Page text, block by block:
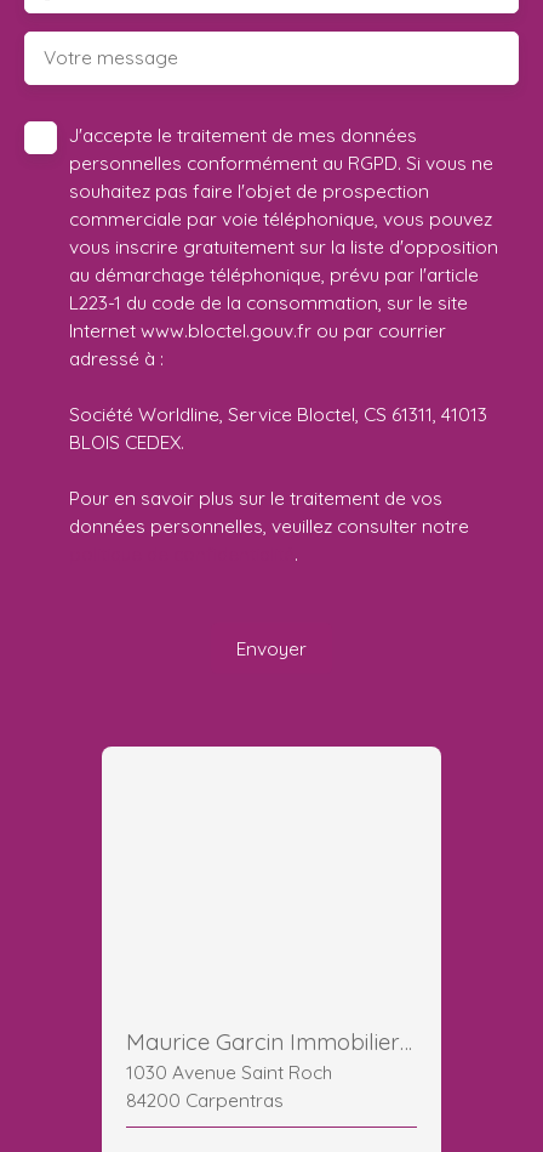
Votre message
J'accepte le traitement de mes données
personnelles conformément au RGPD. Si vous ne
souhaitez pas faire l'objet de prospection
commerciale par voie téléphonique, vous pouvez
vous inscrire gratuitement sur la liste d'opposition
au démarchage téléphonique, prévu par l'article
L223-1 du code de la consommation, sur le site
Internet www.bloctel.gouv.fr ou par courrier
adressé à :
Société Worldline, Service Bloctel, CS 61311, 41013
BLOIS CEDEX.
Pour en savoir plus sur le traitement de vos
données personnelles, veuillez consulter notre
.
Envoyer
Maurice Garcin Immobilier Carpentras GESTION LOCATION SYNDIC
1030 Avenue Saint Roch
84200 Carpentras